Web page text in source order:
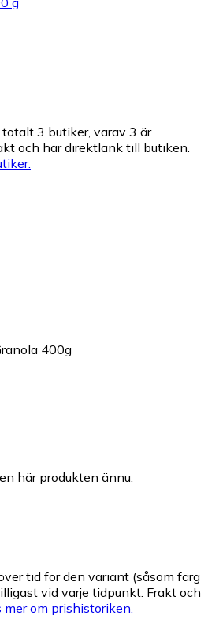
3 butiker, varav 3 är
och har direktlänk till butiken.
400g
här produkten ännu.
tid för den variant (såsom färg
vid varje tidpunkt. Frakt och
mer om prishistoriken.